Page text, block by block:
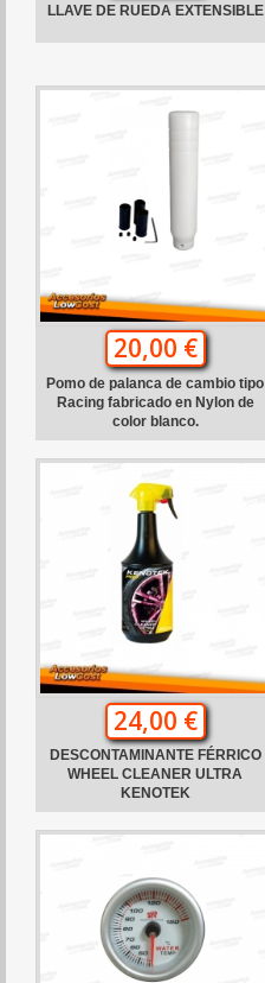
LLAVE DE RUEDA EXTENSIBLE
20,00 €
Pomo de palanca de cambio tipo
Racing fabricado en Nylon de
color blanco.
24,00 €
DESCONTAMINANTE FÉRRICO
WHEEL CLEANER ULTRA
KENOTEK